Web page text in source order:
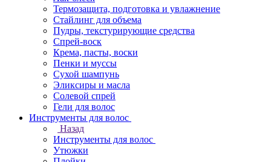
Термозащита, подготовка и увлажнение
Стайлинг для объема
Пудры, текстурирующие средства
Спрей-воск
Крема, пасты, воски
Пенки и муссы
Сухой шампунь
Эликсиры и масла
Солевой спрей
Гели для волос
Инструменты для волос
Назад
Инструменты для волос
Утюжки